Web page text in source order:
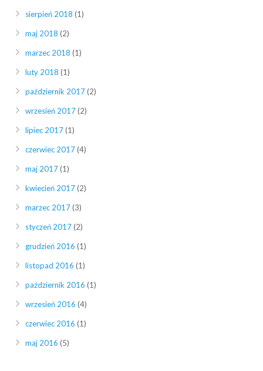
sierpień 2018 (1)
maj 2018 (2)
marzec 2018 (1)
luty 2018 (1)
październik 2017(2)
wrzesień 2017(2)
lipiec 2017(1)
czerwiec 2017(4)
maj 2017(1)
kwiecień 2017(2)
marzec 2017(3)
styczeń 2017(2)
grudzień 2016 (1)
listopad 2016 (1)
październik 2016 (1)
wrzesień 2016 (4)
czerwiec 2016 (1)
maj 2016 (5)